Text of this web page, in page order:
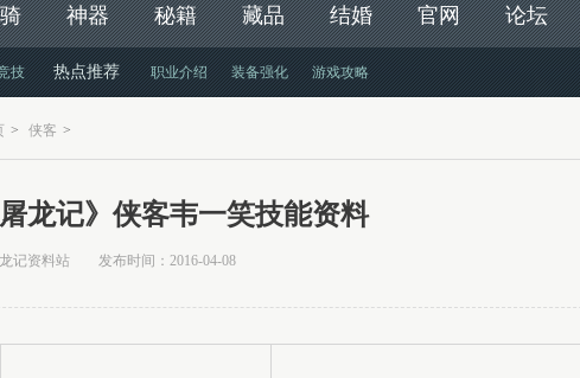
神器 秘籍 藏品 结婚 官网 论坛
技 热点推荐 职业介绍 装备强化 游戏攻略
> 侠客 >
屠龙记》侠客韦一笑技能资料
记资料站 发布时间：2016-04-08